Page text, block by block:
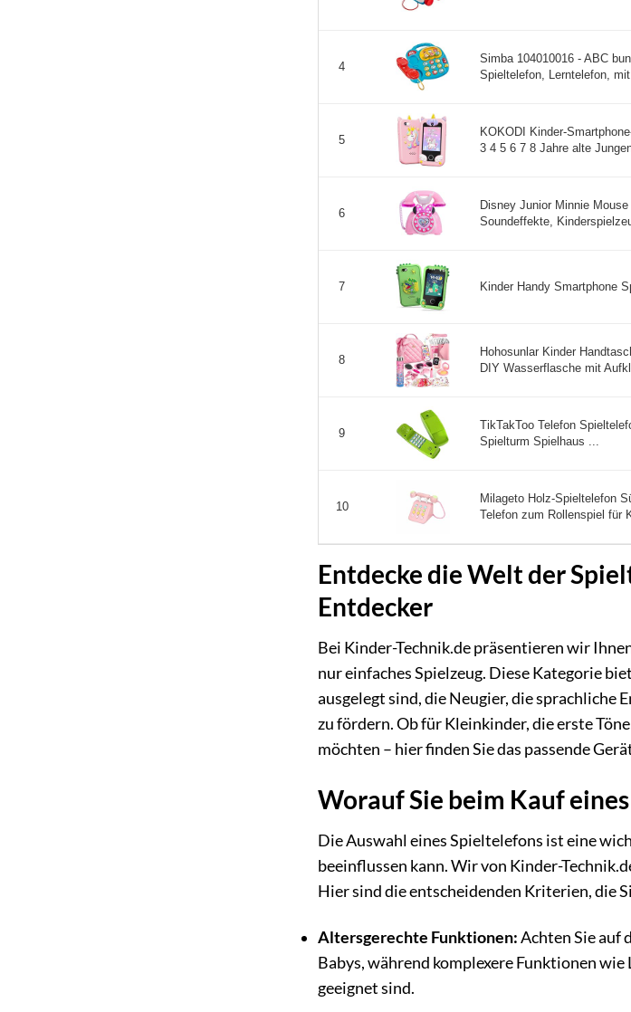
4
Simba 104010016 - ABC
Spieltelefon, Lerntelefon, mit
5
KOKODI Kinder-
3 4 5 6 7 8 Jahre alte
6
Disney Junior Minnie
Soundeffekte,
7 Kinder Handy Smartphone
8
Hohosunlar Kinder
DIY Wasserflasche mit
9
TikTakToo Telefon
Spielturm Spielhaus ...
10
Milageto Holz-Spieltelefon
Telefon zum Rollenspiel für K
Entdecke die Welt der
Entdecker
Bei Kinder-Technik.de präsentieren wir
nur einfaches Spielzeug. Diese Kategorie
ausgelegt sind, die Neugier, die sprachliche
zu fördern. Ob für Kleinkinder, die erste
möchten – hier finden Sie das passende
Worauf Sie beim Kauf
Die Auswahl eines Spieltelefons ist eine
beeinflussen kann. Wir von Kinder-
Hier sind die entscheidenden Kriterien, die
Altersgerechte Funktionen:Achten Sie auf
Babys, während komplexere Funktionen
geeignet sind.